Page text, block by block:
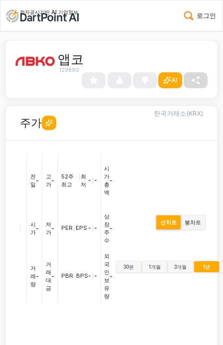
전자공시기반 AI 기업정보 로그인
앱코
129890
AI
주가
한국거래소(KRX)
전
일
-
시
가
-
거
래
량
-
고
가
-
저
가
-
거
래
대
금
-
52주
최고
최
저
- -
PER EPS - -
PBR BPS- -
시
가
총
액
-
상
장
주
수
-
외
국
인
보
유
량
-
선차트 봉차트
30분 1개월 3개월 1년